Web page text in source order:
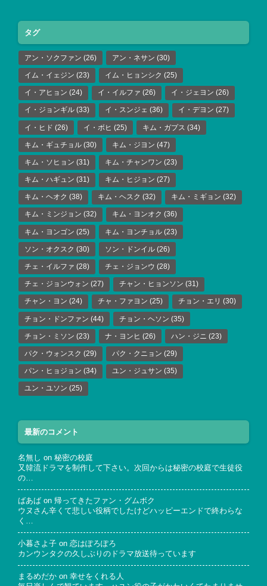
タグ
アン・ソクファン (26) アン・ネサン (30)
イム・イェジン (23) イム・ヒョンシク (25)
イ・アヒョン (24) イ・イルファ (26) イ・ジェヨン (26)
イ・ジョンギル (33) イ・スンジェ (36) イ・デヨン (27)
イ・ヒド (26) イ・ボヒ (25) キム・ガプス (34)
キム・ギュチョル (30) キム・ジヨン (47)
キム・ソヒョン (31) キム・チャンワン (23)
キム・ハギュン (31) キム・ヒジョン (27)
キム・ヘオク (38) キム・ヘスク (32) キム・ミギョン (32)
キム・ミンジョン (32) キム・ヨンオク (36)
キム・ヨンゴン (25) キム・ヨンチョル (23)
ソン・オクスク (30) ソン・ドンイル (26)
チェ・イルファ (28) チェ・ジョンウ (28)
チェ・ジョンウォン (27) チャン・ヒョンソン (31)
チャン・ヨン (24) チャ・ファヨン (25) チョン・エリ (30)
チョン・ドンファン (44) チョン・ヘソン (35)
チョン・ミソン (23) ナ・ヨンヒ (26) ハン・ジニ (23)
パク・ウォンスク (29) パク・クニョン (29)
パン・ヒョジョン (34) ユン・ジュサン (35)
ユン・ユソン (25)
最新のコメント
名無し on 秘密の校庭
又韓流ドラマを制作して下さい。次回からは秘密の校庭で生徒役
の…
ばあば on 帰ってきたファン・グムボク
ウヌさん辛くて悲しい役柄でしたけどハッピーエンドで終わらな
く…
小暮さよ子 on 恋はぽろぽろ
カンウンタクの久しぶりのドラマ放送待っています
まるめだか on 幸せをくれる人